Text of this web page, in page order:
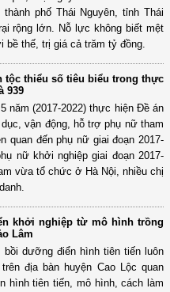
phố Thái Nguyên, tỉnh Thái
rộng lớn. Nỗ lực không biết mệt
thế, trị giá cả trăm tỷ đồng.
tộc thiểu số tiêu biểu trong thực
939
năm (2017-2022) thực hiện Đề án
dục, vận động, hỗ trợ phụ nữ tham
quan đến phụ nữ giai đoạn 2017-
nữ khởi nghiệp giai đoạn 2017-
vừa tổ chức ở Hà Nội, nhiều chị
khởi nghiệp từ mô hình trồng
Lâm
bồi dưỡng điển hình tiên tiến luôn
địa bàn huyện Cao Lộc quan
hình tiên tiến, mô hình, cách làm